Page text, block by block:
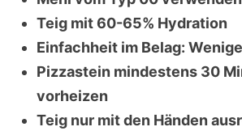
Teig mit 60-65% Hydration
Einfachheit im Belag:
Pizzastein mindestens 30
vorheizen
Teig nur mit den Händen